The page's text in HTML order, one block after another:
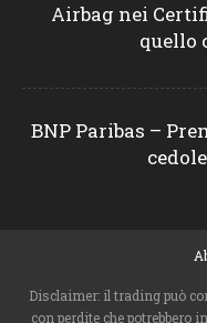
Airbag nei
quello
BNP Paribas –
Disclaimer: il trading può
con perdite che potrebbero